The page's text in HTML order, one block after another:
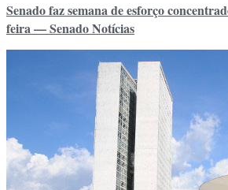
Senado faz semana de esforço
feira — Senado Notícias